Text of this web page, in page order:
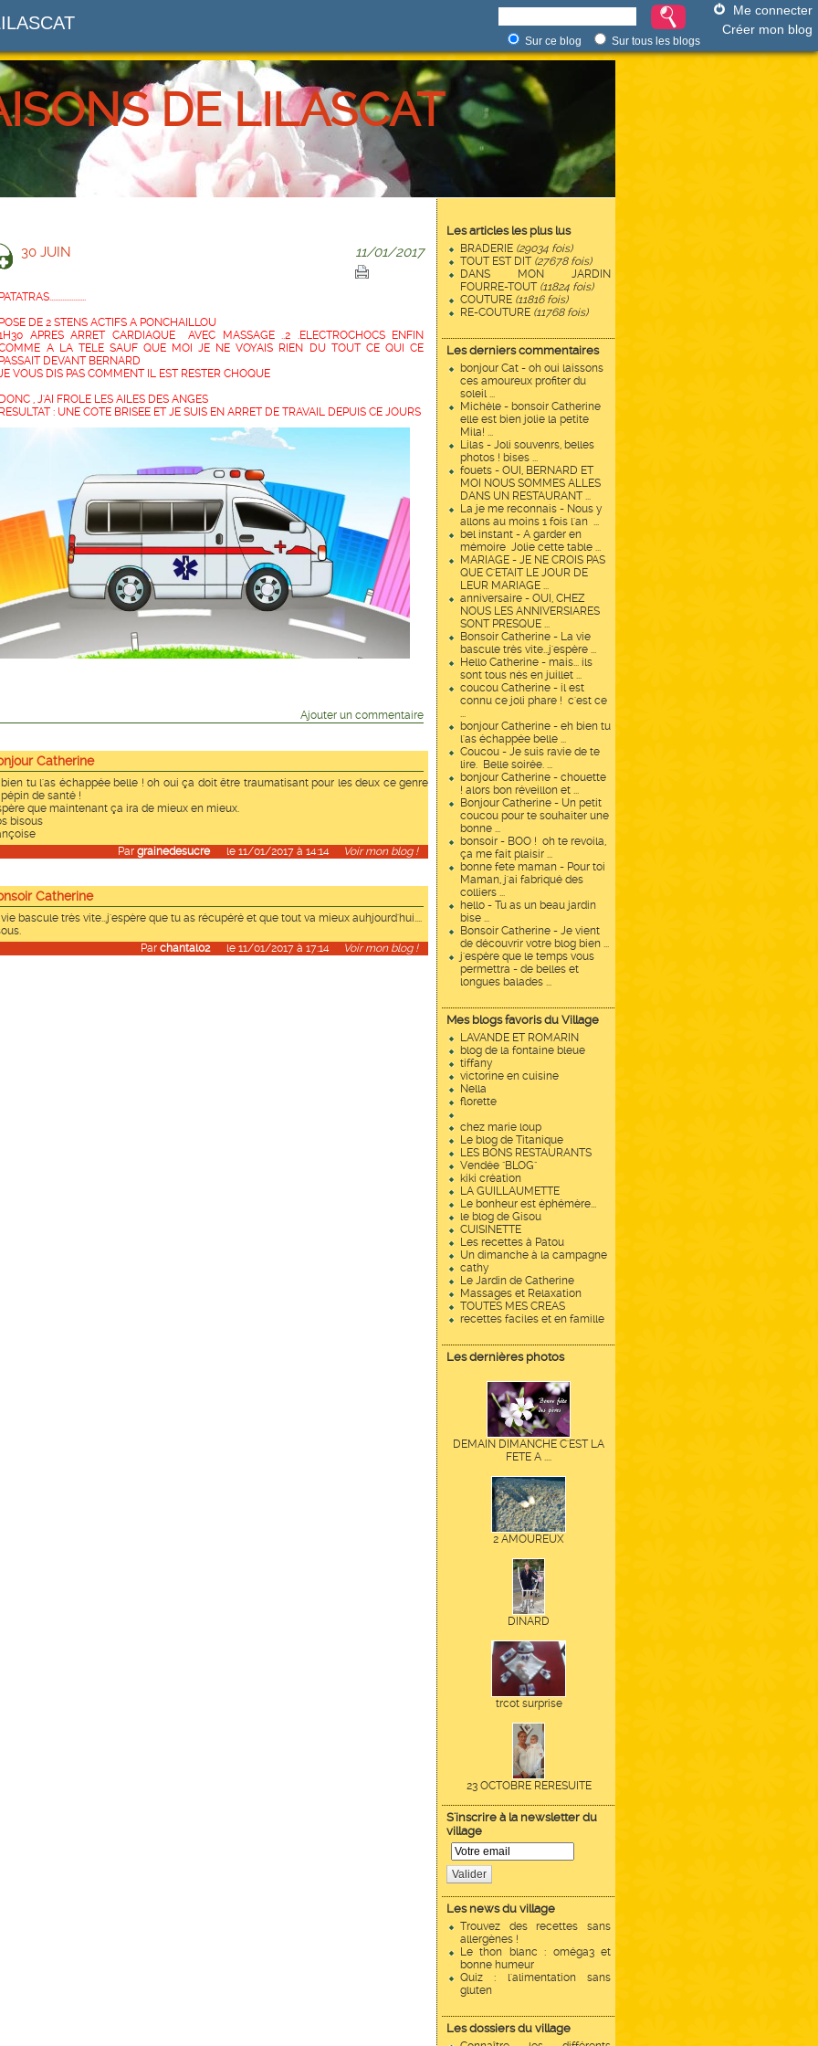
Me connecter
Créer mon blog
Sur ce blog Sur tous les blogs
DE LILASCAT
Les articles les plus lus
BRADERIE (29034 fois)
TOUT EST DIT (27678 fois)
DANS MON JARDIN
FOURRE-TOUT (11824 fois)
COUTURE (11816 fois)
RE-COUTURE (11768 fois)
Les derniers commentaires
bonjour Cat - oh oui laissons
ces amoureux profiter du
soleil ...
Michèle - bonsoir Catherine
elle est bien jolie la petite
Mila! ...
Lilas - Joli souvenrs, belles
photos ! bises ...
fouets - OUI, BERNARD ET
MOI NOUS SOMMES ALLES
DANS UN RESTAURANT ...
La je me reconnais - Nous y
allons au moins 1 fois l'an ...
bel instant - A garder en
mémoire Jolie cette table ...
MARIAGE - JE NE CROIS PAS
QUE C'ETAIT LE JOUR DE
LEUR MARIAGE ...
anniversaire - OUI, CHEZ
NOUS LES ANNIVERSIARES
SONT PRESQUE ...
Bonsoir Catherine - La vie
bascule très vite...j'espère ...
Hello Catherine - mais... ils
sont tous nés en juillet ...
coucou Catherine - il est
connu ce joli phare ! c'est ce
...
bonjour Catherine - eh bien tu
l'as échappée belle ...
Coucou - Je suis ravie de te
lire. Belle soirée. ...
bonjour Catherine - chouette
! alors bon réveillon et ...
Bonjour Catherine - Un petit
coucou pour te souhaiter une
bonne ...
bonsoir - BOO ! oh te revoila,
ça me fait plaisir ...
bonne fete maman - Pour toi
Maman, j'ai fabriqué des
colliers ...
hello - Tu as un beau jardin
bise ...
Bonsoir Catherine - Je vient
de découvrir votre blog bien ...
j'espère que le temps vous
permettra - de belles et
longues balades ...
Mes blogs favoris du Village
LAVANDE ET ROMARIN
blog de la fontaine bleue
tiffany
victorine en cuisine
Nella
florette
chez marie loup
Le blog de Titanique
LES BONS RESTAURANTS
Vendée "BLOG"
kiki création
LA GUILLAUMETTE
Le bonheur est éphémère...
le blog de Gisou
CUISINETTE
Les recettes à Patou
Un dimanche à la campagne
cathy
Le Jardin de Catherine
Massages et Relaxation
TOUTES MES CREAS
recettes faciles et en famille
Les dernières photos
DEMAIN DIMANCHE C'EST LA
FETE A ....
2 AMOUREUX
DINARD
trcot surprise
23 OCTOBRE RERESUITE
S'inscrire à la newsletter du
village
Valider
Les news du village
Trouvez des recettes sans
allergènes !
Le thon blanc : oméga3 et
bonne humeur
Quiz : l'alimentation sans
gluten
Les dossiers du village
30 JUIN 11/01/2017
DE 2 STENS ACTIFS A PONCHAILLOU
APRES ARRET CARDIAQUE AVEC MASSAGE ..2 .ELECTROCHOCS ENFIN
A LA TELE SAUF QUE MOI JE NE VOYAIS RIEN DU TOUT CE QUI CE
DEVANT BERNARD
VOUS DIS PAS COMMENT IL EST RESTER CHOQUE
, J'AI FROLE LES AILES DES ANGES
: UNE COTE BRISEE ET JE SUIS EN ARRET DE TRAVAIL DEPUIS CE JOURS
Ajouter un commentaire
Catherine
tu l'as échappée belle ! oh oui ça doit être traumatisant pour les deux ce genre
de santé !
que maintenant ça ira de mieux en mieux.
bisous
Par grainedesucrele 11/01/2017 à 14:14 Voir mon blog !
Catherine
bascule très vite...j'espère que tu as récupéré et que tout va mieux auhjourd'hui....
Par chantal02le 11/01/2017 à 17:14 Voir mon blog !